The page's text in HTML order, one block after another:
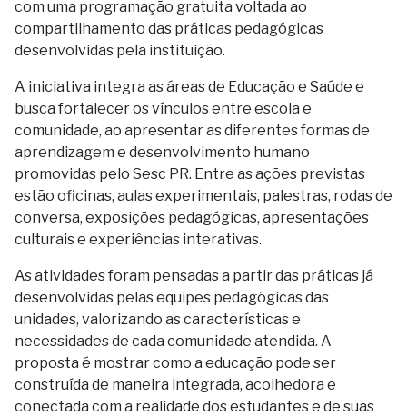
com uma programação gratuita voltada ao
compartilhamento das práticas pedagógicas
desenvolvidas pela instituição.
A iniciativa integra as áreas de Educação e Saúde e
busca fortalecer os vínculos entre escola e
comunidade, ao apresentar as diferentes formas de
aprendizagem e desenvolvimento humano
promovidas pelo Sesc PR. Entre as ações previstas
estão oficinas, aulas experimentais, palestras, rodas de
conversa, exposições pedagógicas, apresentações
culturais e experiências interativas.
As atividades foram pensadas a partir das práticas já
desenvolvidas pelas equipes pedagógicas das
unidades, valorizando as características e
necessidades de cada comunidade atendida. A
proposta é mostrar como a educação pode ser
construída de maneira integrada, acolhedora e
conectada com a realidade dos estudantes e de suas